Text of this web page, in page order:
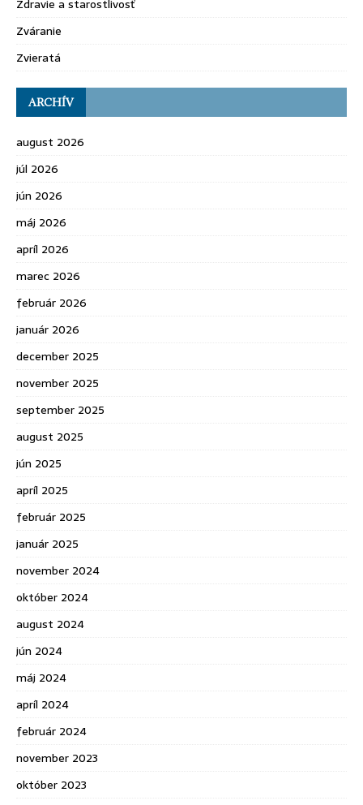
Zdravie a starostlivosť
Zváranie
Zvieratá
ARCHÍV
august 2026
júl 2026
jún 2026
máj 2026
apríl 2026
marec 2026
február 2026
január 2026
december 2025
november 2025
september 2025
august 2025
jún 2025
apríl 2025
február 2025
január 2025
november 2024
október 2024
august 2024
jún 2024
máj 2024
apríl 2024
február 2024
november 2023
október 2023